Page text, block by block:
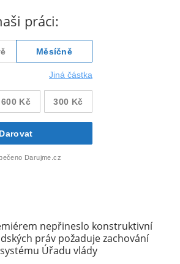
práci:
nepřineslo konstruktivní
práv požaduje zachování
Úřadu vlády